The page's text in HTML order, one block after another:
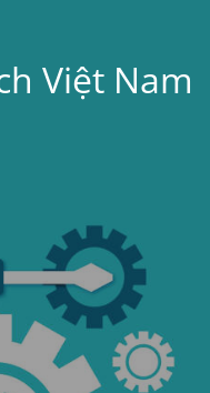
Việt Nam